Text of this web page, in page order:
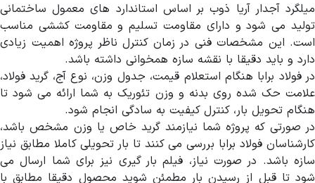
میلگرد آجدار آریا ذوب بر اساس استاندارد های معمول ساختمانی
تولید می شود و دارای مقاومت تسلیم و مقاومت کششی مناسب
است. این مشخصات فنی در زمان کنترل ناظر پروژه اهمیت زیادی
دارد و باید دقیقا با نقشه سازه همخوانی داشته باشد.
در فولاد برابا هنگام استعلام قیمت، جدول وزن، نوع آج، گرید فولاد،
علامت حک شده روی بدنه و وزن تئوریک به شما ارائه می شود تا
هنگام تحویل بار، کنترل کیفیت به سادگی انجام شود.
در صورتی که پروژه شما نیازمند گرید خاص یا وزن مشخص باشد،
کارشناسان فولاد برابا بررسی می کنند تا بار تحویلی کاملا مطابق نیاز
سازه باشد. در صورت نیاز، فیلم بار گیری نیز برای شما ارسال می
شود تا قبل از رسیدن بار مطمئن شوید محصول دقیقا مطابق با